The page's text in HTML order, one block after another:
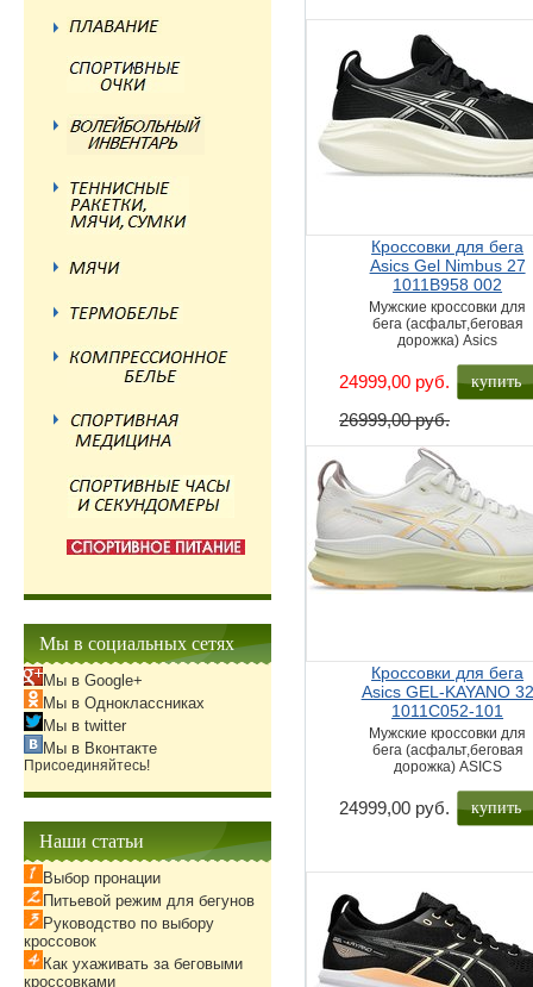
Кроссовки для бега
Asics Gel Nimbus 27
1011B958 002
Мужские кроссовки для
бега (асфальт,беговая
дорожка) Asics
24999,00 руб.
26999,00 руб.
купить
Кроссовки для бега
Asics GEL-KAYANO 32
1011C052-101
Мужские кроссовки для
бега (асфальт,беговая
дорожка) ASICS
24999,00 руб. купить
Мы в социальных сетях
Мы в Google+
Мы в Одноклассниках
Мы в twitter
Мы в Вконтакте
Присоединяйтесь!
Наши статьи
Выбор пронации
Питьевой режим для бегунов
Руководство по выбору
кроссовок
Как ухаживать за беговыми
кроссовками